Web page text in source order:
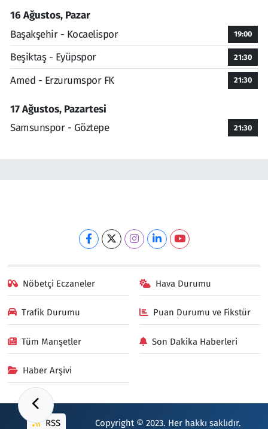
16 Ağustos, Pazar
Başakşehir - Kocaelispor
19:00
Beşiktaş - Eyüpspor 21:30
Amed - Erzurumspor FK 21:30
17 Ağustos, Pazartesi
Samsunspor - Göztepe
21:30
Nöbetçi Eczaneler Hava Durumu
Trafik Durumu Puan Durumu ve Fikstür
Tüm Manşetler Son Dakika Haberleri
Haber Arşivi
RSS Copyright © 2023. Her hakkı saklıdır.